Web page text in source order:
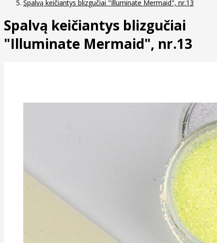
Spalvą keičiantys blizgučiai "Illuminate Mermaid", nr.13
Spalvą keičiantys blizgučiai
"Illuminate Mermaid", nr.13